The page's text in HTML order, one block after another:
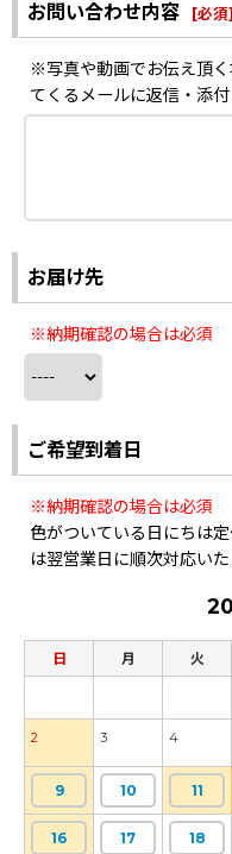
お問い合わせ内容 [必須]
※写真や動画でお伝え頂
てくるメールに返信・添
お届け先
※納期確認の場合は必須
ご希望到着日
※納期確認の場合は必須
色がついている日にちは
は翌営業日に順次対応いた
日 月 火
2 3 4
9 10 11
16 17 18